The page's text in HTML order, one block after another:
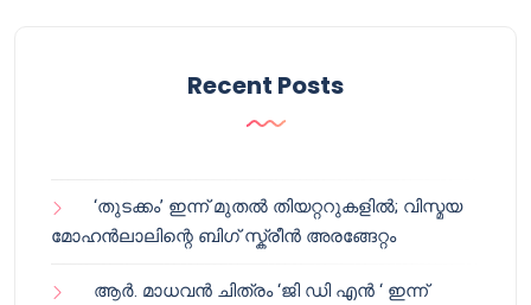
Recent Posts
‘തുടക്കം’ ഇന്ന് മുതൽ തിയറ്ററുകളിൽ; വിസ്മയ
മോഹൻലാലിന്റെ ബിഗ് സ്ക്രീൻ അരങ്ങേറ്റം
ആർ. മാധവൻ ചിത്രം ‘ജി ഡി എൻ ‘ ഇന്ന്